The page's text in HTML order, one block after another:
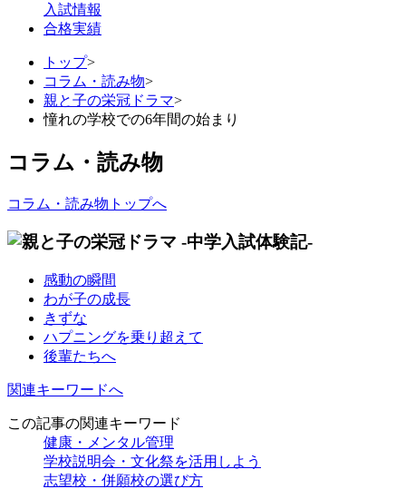
入試情報
合格実績
トップ>
コラム・読み物>
親と子の栄冠ドラマ>
憧れの学校での6年間の始まり
コラム・読み物
コラム・読み物トップへ
感動の瞬間
わが子の成長
きずな
ハプニングを乗り超えて
後輩たちへ
関連キーワードへ
この記事の関連キーワード
健康・メンタル管理
学校説明会・文化祭を活用しよう
志望校・併願校の選び方